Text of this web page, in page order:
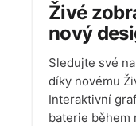
Živé
nový
Sledujte své
díky novému
Interaktivní
baterie během